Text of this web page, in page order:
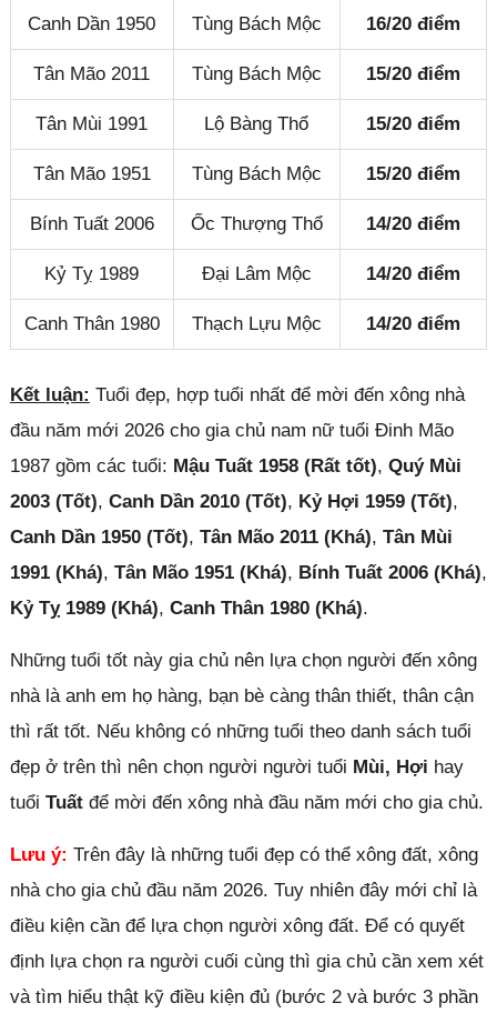
Canh Dần 1950 Tùng Bách Mộc 16/20 điểm
Tân Mão 2011 Tùng Bách Mộc 15/20 điểm
Tân Mùi 1991 Lộ Bàng Thổ 15/20 điểm
Tân Mão 1951 Tùng Bách Mộc 15/20 điểm
Bính Tuất 2006 Ốc Thượng Thổ 14/20 điểm
Kỷ Tỵ 1989 Đại Lâm Mộc 14/20 điểm
Canh Thân 1980 Thạch Lựu Mộc 14/20 điểm
Kết luận: Tuổi đẹp, hợp tuổi nhất để mời đến xông nhà
đầu năm mới 2026 cho gia chủ nam nữ tuổi Đinh Mão
1987 gồm các tuổi: Mậu Tuất 1958 (Rất tốt), Quý Mùi
2003 (Tốt), Canh Dần 2010 (Tốt), Kỷ Hợi 1959 (Tốt),
Canh Dần 1950 (Tốt), Tân Mão 2011 (Khá), Tân Mùi
1991 (Khá), Tân Mão 1951 (Khá), Bính Tuất 2006 (Khá),
Kỷ Tỵ 1989 (Khá), Canh Thân 1980 (Khá).
Những tuổi tốt này gia chủ nên lựa chọn người đến xông
nhà là anh em họ hàng, bạn bè càng thân thiết, thân cận
thì rất tốt. Nếu không có những tuổi theo danh sách tuổi
đẹp ở trên thì nên chọn người người tuổi Mùi, Hợi hay
tuổi Tuấtđể mời đến xông nhà đầu năm mới cho gia chủ.
Lưu ý: Trên đây là những tuổi đẹp có thể xông đất, xông
nhà cho gia chủ đầu năm 2026. Tuy nhiên đây mới chỉ là
điều kiện cần để lựa chọn người xông đất. Để có quyết
định lựa chọn ra người cuối cùng thì gia chủ cần xem xét
và tìm hiểu thật kỹ điều kiện đủ (bước 2 và bước 3 phần
Đóng quảng cáo ✕